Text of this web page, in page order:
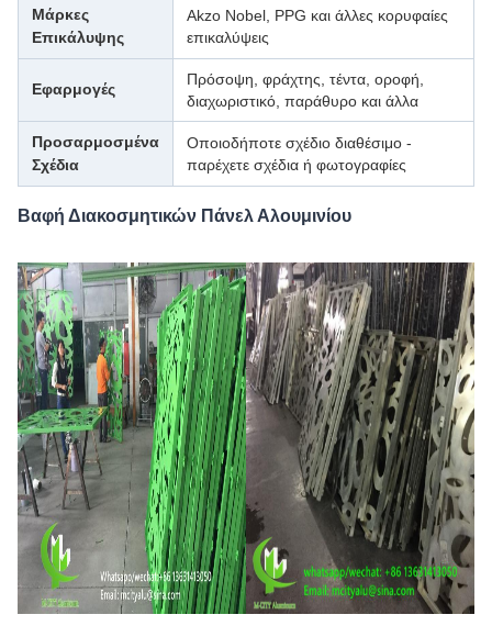
Μάρκες
Επικάλυψης
Akzo Nobel, PPG και άλλες κορυφαίες
επικαλύψεις
Εφαρμογές
Πρόσοψη, φράχτης, τέντα, οροφή,
διαχωριστικό, παράθυρο και άλλα
Προσαρμοσμένα
Σχέδια
Οποιοδήποτε σχέδιο διαθέσιμο -
παρέχετε σχέδια ή φωτογραφίες
Βαφή Διακοσμητικών Πάνελ Αλουμινίου